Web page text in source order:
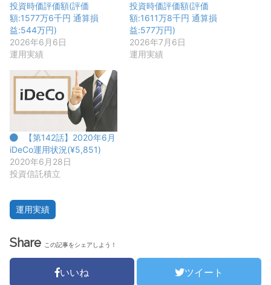
投資時価評価額(評価
額:1577万6千円 通算損
益:544万円)
2026年6月6日
運用実績
投資時価評価額(評価
額:1611万8千円 通算損
益:577万円)
2026年7月6日
運用実績
【第142話】2020年6月
iDeCo運用状況(¥5,851)
2020年6月28日
投資信託積立
運用実績
Share この記事をシェアしよう！
いいね ツイート